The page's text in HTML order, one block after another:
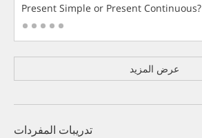
Present Simple or Present Continuous?
عرض المزيد
تدريبات المفردات